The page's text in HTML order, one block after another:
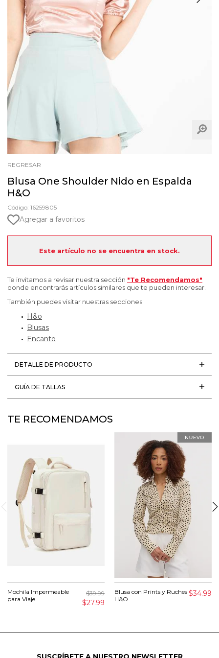
REGRESAR
Blusa One Shoulder Nido en Espalda
H&O
Código: 16259805
Agregar a favoritos
Este artículo no se encuentra en stock.
Te invitamos a revisar nuestra sección "Te Recomendamos"
donde encontrarás artículos similares que te pueden interesar.
También puedes visitar nuestras secciones:
H&o
Blusas
Encanto
DETALLE DE PRODUCTO
GUÍA DE TALLAS
TE RECOMENDAMOS
Mochila Impermeable
para Viaje
$39.99
$27.99
Blusa con Prints y Ruches
H&O
$34.99